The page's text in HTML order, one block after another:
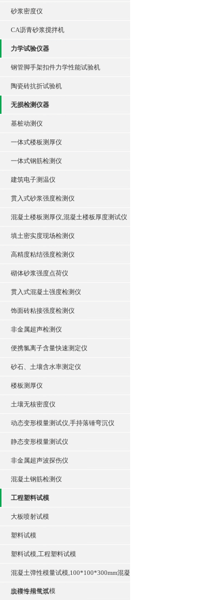
砂浆密度仪
CA沥青砂浆搅拌机
力学试验仪器
钢管脚手架扣件力学性能试验机
陶瓷砖抗折试验机
无损检测仪器
基桩动测仪
一体式楼板测厚仪
一体式钢筋检测仪
建筑电子测温仪
贯入式砂浆强度检测仪
混凝土楼板测厚仪,混凝土楼板厚度测试仪
填土密实度现场检测仪
高精度粘结强度检测仪
砌体砂浆强度点荷仪
贯入式混凝土强度检测仪
饰面砖粘接强度检测仪
非金属超声检测仪
便携氯离子含量快速测定仪
砂石、土壤含水率测定仪
楼板测厚仪
土壤无核密度仪
动态变形模量测试仪,手持落锤弯沉仪
静态变形模量测试仪
非金属超声波探伤仪
混凝土钢筋检测仪
工程塑料试模
大板喷射试模
塑料试模
塑料试模,工程塑料试模
混凝土弹性模量试模,100*100*300mm混凝
土弹性模量试模
脱模专用气泵